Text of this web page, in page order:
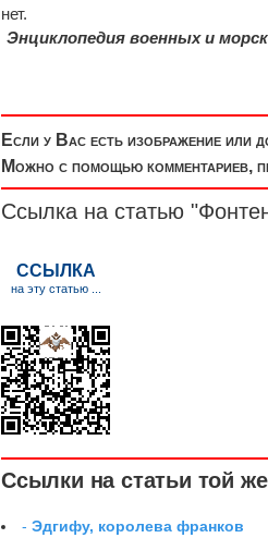
нет.
Энциклопедия военных и
Если у Вас есть изображение или
Можно с помощью комментариев,
Ссылка на статью
Ссылки на статьи той
-Эдгифу, королева франков